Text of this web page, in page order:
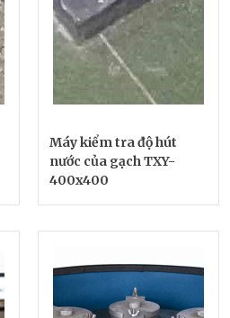
Máy kiểm tra độ hút
nước của gạch TXY-
400x400